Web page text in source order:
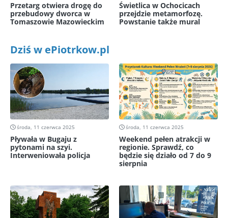
Przetarg otwiera drogę do
przebudowy dworca w
Tomaszowie Mazowieckim
Świetlica w Ochocicach
przejdzie metamorfozę.
Powstanie także mural
Dziś w ePiotrkow.pl
środa, 11 czerwca 2025
Pływała w Bugaju z
pytonami na szyi.
Interweniowała policja
środa, 11 czerwca 2025
Weekend pełen atrakcji w
regionie. Sprawdź, co
będzie się działo od 7 do 9
sierpnia